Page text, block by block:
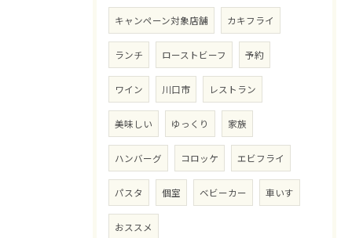
キャンペーン対象店舗 カキフライ
ランチ ローストビーフ 予約
ワイン 川口市 レストラン
美味しい ゆっくり 家族
ハンバーグ コロッケ エビフライ
パスタ 個室 ベビーカー 車いす
おススメ